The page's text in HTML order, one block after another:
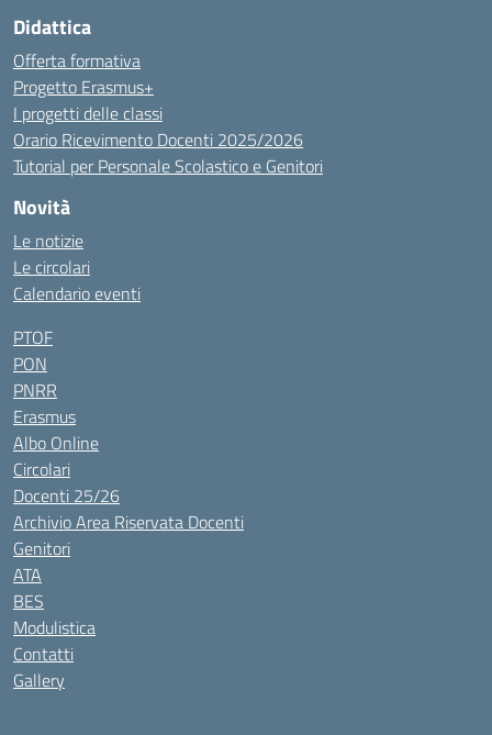
Didattica
Offerta formativa
Progetto Erasmus+
I progetti delle classi
Orario Ricevimento Docenti 2025/2026
Tutorial per Personale Scolastico e Genitori
Novità
Le notizie
Le circolari
Calendario eventi
PTOF
PON
PNRR
Erasmus
Albo Online
Circolari
Docenti 25/26
Archivio Area Riservata Docenti
Genitori
ATA
BES
Modulistica
Contatti
Gallery